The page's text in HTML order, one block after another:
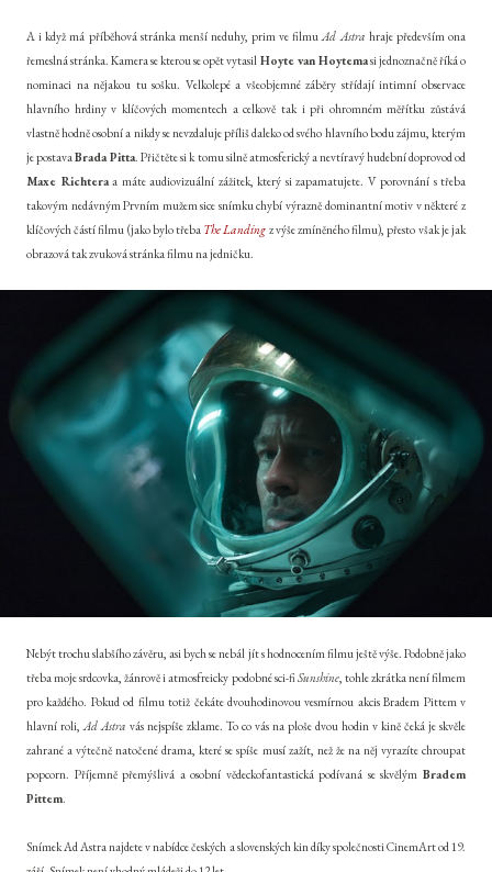
A i když má příběhová stránka menší neduhy, prim ve filmu Ad Astra hraje především ona
řemeslná stránka. Kamera se kterou se opět vytasil Hoyte van Hoytemasi jednoznačně říká o
nominaci na nějakou tu sošku. Velkolepé a všeobjemné záběry střídají intimní observace
hlavního hrdiny v klíčových momentech a celkově tak i při ohromném měřítku zůstává
vlastně hodně osobní a nikdy se nevzdaluje příliš daleko od svého hlavního bodu zájmu, kterým
je postavaBrada Pitta. Přičtěte si k tomu silně atmosferický a nevtíravý hudební doprovod od
Maxe Richteraa máte audiovizuální zážitek, který si zapamatujete. V porovnání s třeba
takovým nedávným Prvním mužem sice snímku chybí výrazně dominantní motiv v některé z
klíčových částí filmu (jako bylo třeba The Landing z výše zmíněného filmu), přesto však je jak
obrazová tak zvuková stránka filmu na jedničku.
Nebýt trochu slabšího závěru, asi bych se nebál jít s hodnocením filmu ještě výše. Podobně jako
třeba moje srdcovka, žánrově i atmosfreicky podobné sci-fiSunshine, tohle zkrátka není filmem
pro každého. Pokud od filmu totiž čekáte dvouhodinovou vesmírnou akcis Bradem Pittem v
hlavní roli,Ad Astra vás nejspíše zklame. To co vás na ploše dvou hodin v kině čeká je skvěle
zahrané a výtečně natočené drama, které se spíše musí zažít, než že na něj vyrazíte chroupat
popcorn. Příjemně přemýšlivá a osobní vědeckofantastická podívaná se skvělým Bradem
Pittem.
Snímek Ad Astra najdete v nabídce českých a slovenských kin díky společnosti CinemArt od 19.